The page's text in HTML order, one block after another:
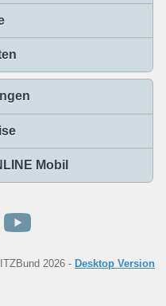
Mobil
2026 - Desktop Version